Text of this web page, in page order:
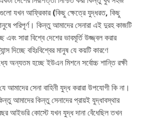
যখন আফ্রিকার (কিছু ক্ষেত্রে যুদ্ধরত, কিছু
পরিপূর্ণ। কিন্তু আমাদের সেনারা এই দুরহ কাজটি
সারা বিশ্বে দেশের ভাবমূর্তি উজ্জ্বল করার
দিচ্ছে বহিঃবিশ্বের মানুষ যে কয়টি কারণে
অন্যতম হচ্ছে ইউএন মিশনে সর্বোচ্চ শান্তি রক্ষী
আমাদের সেনা বাহিনী যুদ্ধ করারা উপযোগী কি না।
আমাদের কিন্তু সেনাদের প্রায়ই যুদ্ধাবস্থার
আইভরি কোস্টে যখন যুদ্ধ দানা বেঁধেছিল তখন